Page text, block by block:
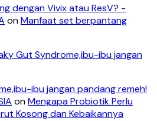
dengan Vivix atau ResV? -
onManfaat set berpantang
Gut Syndrome,ibu-ibu jangan
ibu jangan pandang remeh!
onMengapa Probiotik Perlu
Kosong dan Kebaikannya